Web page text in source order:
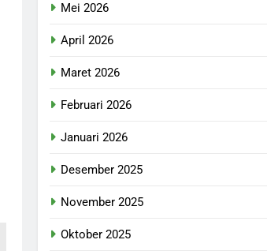
Mei 2026
April 2026
Maret 2026
Februari 2026
Januari 2026
Desember 2025
November 2025
Oktober 2025